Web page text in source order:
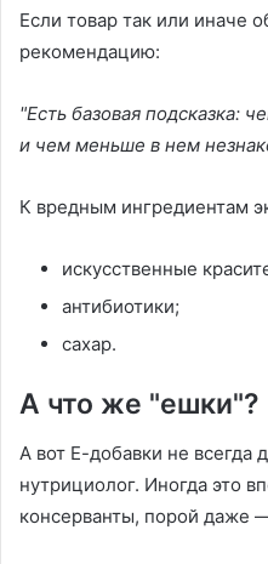
Если товар так или иначе
рекомендацию:
"Есть базовая подсказка:
и чем меньше в нем
К вредным ингредиентам
искусственные
антибиотики;
сахар.
А что же "ешки"?
А вот Е-добавки не всегда
нутрициолог. Иногда это
консерванты, порой даже